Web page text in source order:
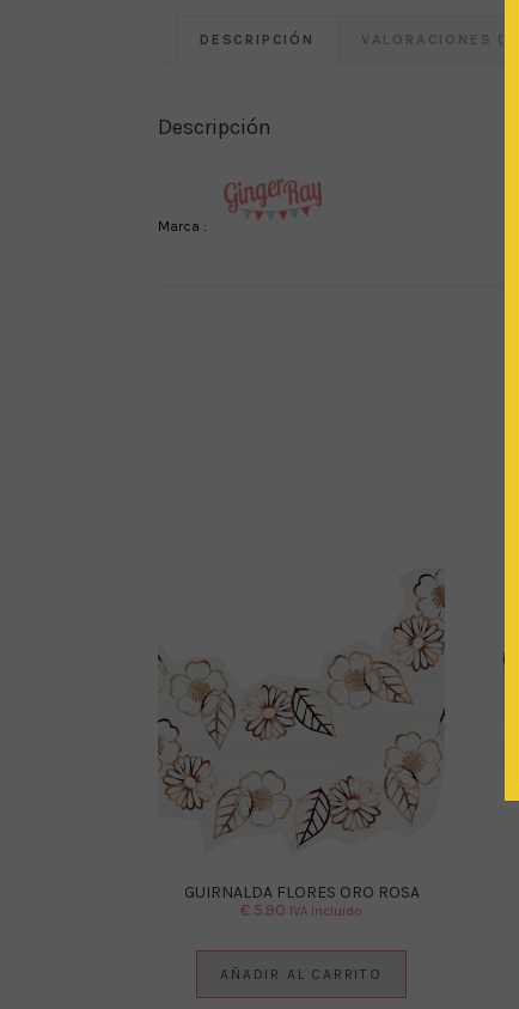
DESCRIPCIÓN VALORACIONES (0)
Descripción
Marca :
GUIRNALDA FLORES ORO ROSA
€ 5.90 IVA Incluido
AÑADIR AL CARRITO